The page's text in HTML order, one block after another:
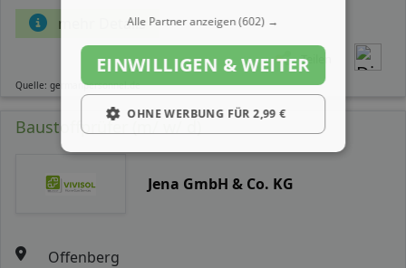
mehr Details
Teilen
Quelle: germanpersonnel.de
Baustoffprüfer (m/ w/ d)
Jena GmbH & Co. KG
Offenberg
Alle Partner anzeigen(602) →
EINWILLIGEN & WEITER
OHNE WERBUNG FÜR 2,99 €